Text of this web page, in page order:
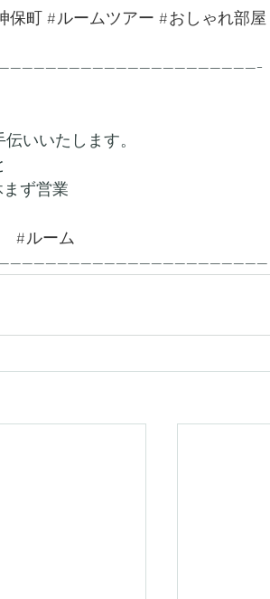
保町 #ルームツアー #おしゃれ部屋
いいたします。
ず営業
#ルーム